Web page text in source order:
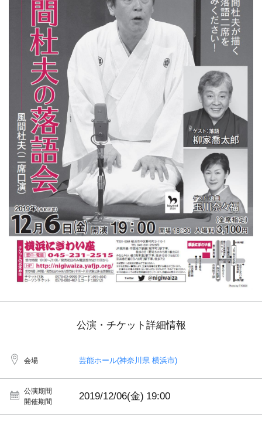
公演・チケット詳細情報
会場 芸能ホール(神奈川県 横浜市)
公演期間
開催期間
2019/12/06(金) 19:00